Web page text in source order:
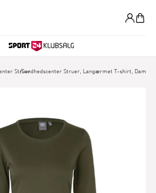
Struer
/Sundhedscenter Struer, Langærmet T-shirt, Dame,